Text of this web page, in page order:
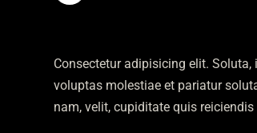
Consectetur adipisicing elit.
voluptas molestiae et pariatur
nam, velit, cupiditate quis